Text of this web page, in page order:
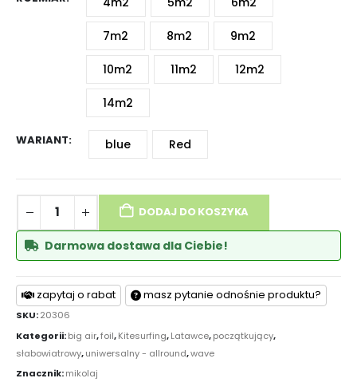
7m2 8m2 9m2
10m2 11m2 12m2
14m2
WARIANT blue Red
DODAJ DO KOSZYKA
Darmowa dostawa dla Ciebie!
zapytaj o rabat masz pytanie odnośnie produktu?
SKU:20306
Kategorii:big air,foil,Kitesurfing,Latawce,początkujący,
słabowiatrowy,uniwersalny - allround,wave
Znacznik:mikolaj